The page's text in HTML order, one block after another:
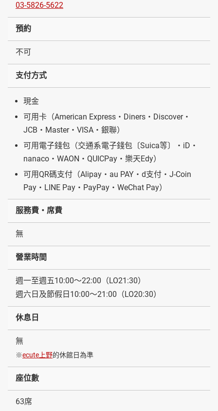
03-5826-5622
預約
不可
支付方式
現金
可用卡（American Express・Diners・Discover・
JCB・Master・VISA・銀聯）
可用電子錢包（交通系電子錢包〔Suica等〕・iD・
nanaco・WAON・QUICPay・樂天Edy）
可用QR碼支付（Alipay・au PAY・d支付・J-Coin
Pay・LINE Pay・PayPay・WeChat Pay）
服務費・席費
無
營業時間
週一至週五10:00～22:00（LO21:30）
週六日及節假日10:00～21:00（LO20:30）
休息日
無
※ecute上野的休館日為準
座位數
63席